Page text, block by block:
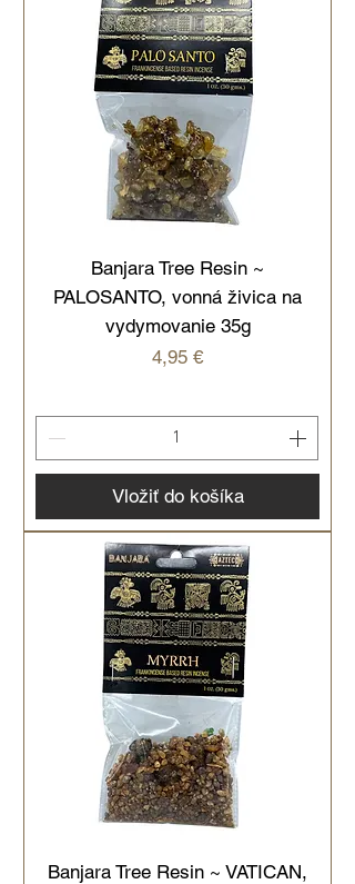
Banjara Tree Resin ~
PALOSANTO, vonná živica na
vydymovanie 35g
Cena
4,95 €
Vložiť do košíka
Banjara Tree Resin ~ VATICAN,